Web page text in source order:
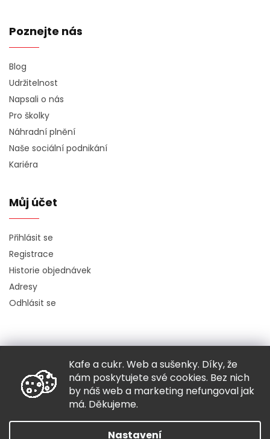
Kafe a cukr. Web a sušenky. Díky, že
nám poskytujete své cookies. Bez nich
by náš web a marketing nefungoval jak
má. Děkujeme.
Nastavení
Poznejte nás
Blog
Udržitelnost
Napsali o nás
Pro školky
Náhradní plnění
Naše sociální podnikání
Kariéra
Můj účet
Přihlásit se
Registrace
Historie objednávek
Adresy
Odhlásit se
Copyright 2026Hugo chodí bos. Všechna práva vyhrazena.
Grafický návrh vytvořil a nakódovalShoptak.cz